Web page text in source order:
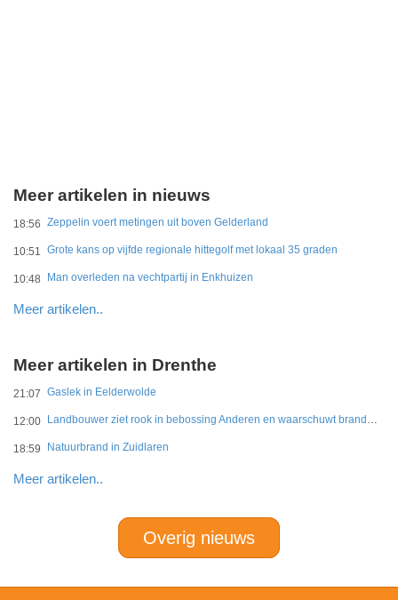
Meer artikelen in nieuws
18:56 Zeppelin voert metingen uit boven Gelderland
10:51 Grote kans op vijfde regionale hittegolf met lokaal 35 graden
10:48 Man overleden na vechtpartij in Enkhuizen
Meer artikelen..
Meer artikelen in Drenthe
21:07 Gaslek in Eelderwolde
12:00 Landbouwer ziet rook in bebossing Anderen en waarschuwt brandweer
18:59 Natuurbrand in Zuidlaren
Meer artikelen..
Overig nieuws